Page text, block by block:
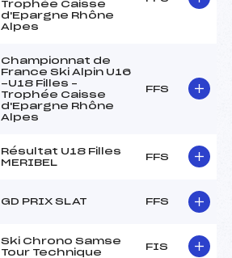
Trophée Caisse
d'Epargne Rhône
Alpes
Championnat de
France Ski Alpin U16
-U18 Filles –
Trophée Caisse
d'Epargne Rhône
Alpes
FFS
Résultat U18 Filles
MERIBEL
FFS
GD PRIX SLAT FFS
Ski Chrono Samse
Tour Technique
FIS